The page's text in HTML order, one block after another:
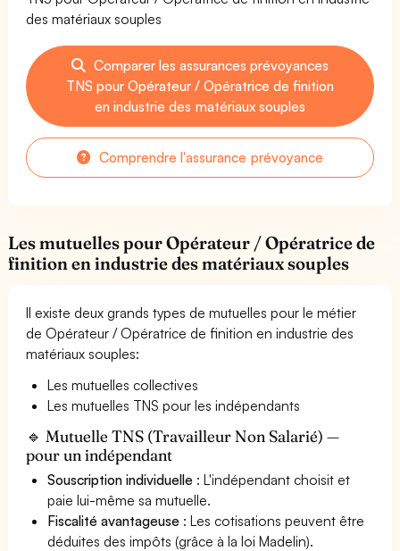
des matériaux souples
Comparer les assurances prévoyances
TNS pour Opérateur / Opératrice de finition
en industrie des matériaux souples
Comprendre l'assurance prévoyance
Les mutuelles pour Opérateur / Opératrice de
finition en industrie des matériaux souples
Il existe deux grands types de mutuelles pour le métier
de Opérateur / Opératrice de finition en industrie des
matériaux souples:
Les mutuelles collectives
Les mutuelles TNS pour les indépendants
🔹 Mutuelle TNS (Travailleur Non Salarié) —
pour un indépendant
Souscription individuelle : L'indépendant choisit et
paie lui-même sa mutuelle.
Fiscalité avantageuse : Les cotisations peuvent être
déduites des impôts (grâce à la loi Madelin).